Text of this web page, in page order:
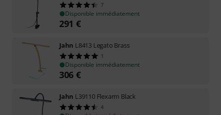
7
Disponible immédiatement
291 €
Jahn L8413 Legato Brass
1
Disponible immédiatement
306 €
Jahn L39110 Flexarm Black
4